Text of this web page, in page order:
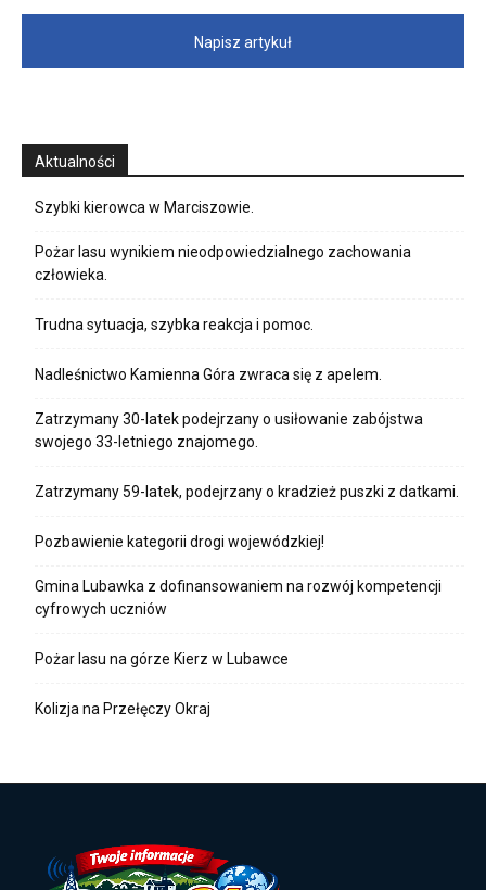
Napisz artykuł
Aktualności
Szybki kierowca w Marciszowie.
Pożar lasu wynikiem nieodpowiedzialnego zachowania
człowieka.
Trudna sytuacja, szybka reakcja i pomoc.
Nadleśnictwo Kamienna Góra zwraca się z apelem.
Zatrzymany 30-latek podejrzany o usiłowanie zabójstwa
swojego 33-letniego znajomego.
Zatrzymany 59-latek, podejrzany o kradzież puszki z datkami.
Pozbawienie kategorii drogi wojewódzkiej!
Gmina Lubawka z dofinansowaniem na rozwój kompetencji
cyfrowych uczniów
Pożar lasu na górze Kierz w Lubawce
Kolizja na Przełęczy Okraj